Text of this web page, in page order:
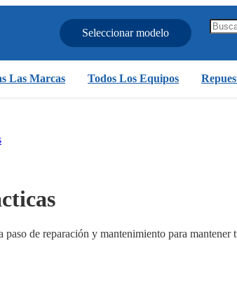
Seleccionar modelo
Las Marcas Todos Los Equipos
paso de reparación y mantenimiento para